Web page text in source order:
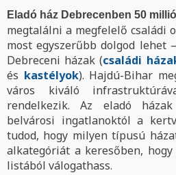
Eladó ház Debrecenben 50
megtalálni a megfelelő családi
most egyszerűbb dolgod lehet
Debreceni házak (családi
és kastélyok). Hajdú-Bihar
város kiváló
rendelkezik. Az eladó
belvárosi ingatlanoktól a
tudod, hogy milyen típusú
alkategóriát a keresőben,
listából válogathass.